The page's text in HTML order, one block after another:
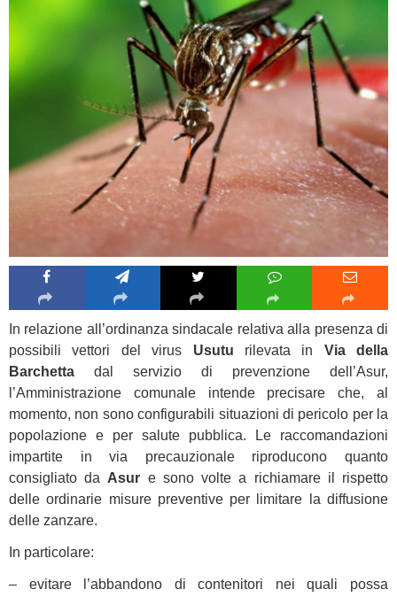
In relazione all’ordinanza sindacale relativa alla presenza di
possibili vettori del virus Usutu rilevata in Via della
Barchetta dal servizio di prevenzione dell’Asur,
l’Amministrazione comunale intende precisare che, al
momento, non sono configurabili situazioni di pericolo per la
popolazione e per salute pubblica. Le raccomandazioni
impartite in via precauzionale riproducono quanto
consigliato da Asur e sono volte a richiamare il rispetto
delle ordinarie misure preventive per limitare la diffusione
delle zanzare.
In particolare:
– evitare l’abbandono di contenitori nei quali possa